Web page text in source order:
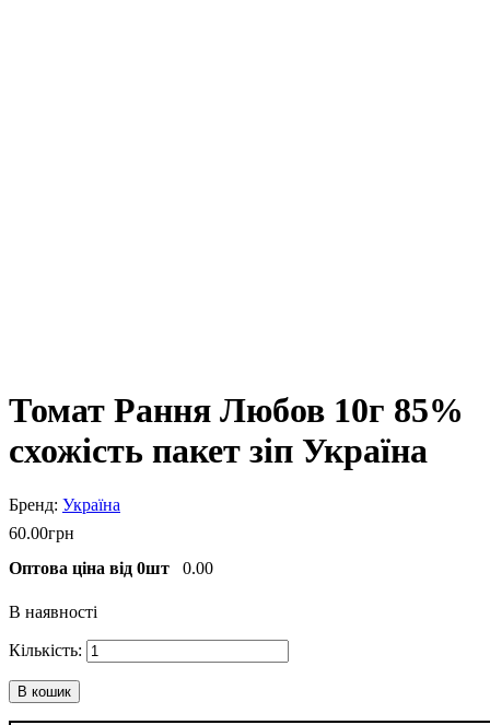
Томат Рання Любов 10г 85%
схожість пакет зіп Україна
Україна
60.00грн
Оптова ціна від 0шт
0.00
В наявності
В кошик